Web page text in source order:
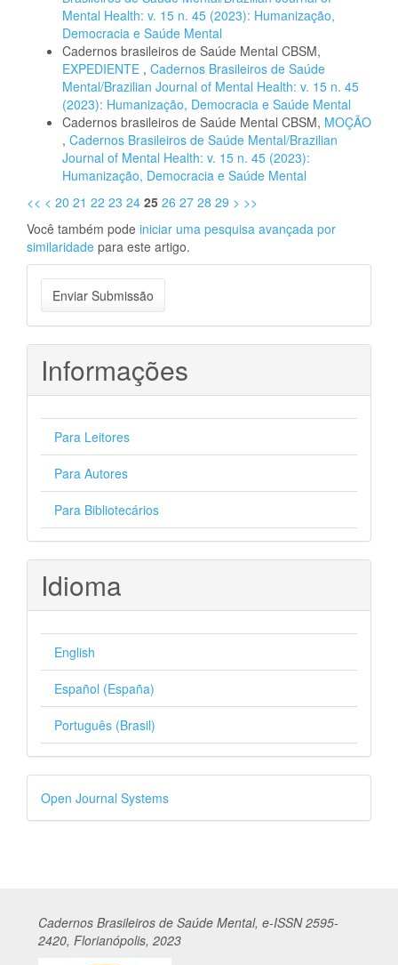
Mental Health: v. 15 n. 45 (2023): Humanização,
Democracia e Saúde Mental
Cadernos brasileiros de Saúde Mental CBSM,
EXPEDIENTE , Cadernos Brasileiros de Saúde
Mental/Brazilian Journal of Mental Health: v. 15 n. 45
(2023): Humanização, Democracia e Saúde Mental
Cadernos brasileiros de Saúde Mental CBSM, MOÇÃO
, Cadernos Brasileiros de Saúde Mental/Brazilian
Journal of Mental Health: v. 15 n. 45 (2023):
Humanização, Democracia e Saúde Mental
<< < 20 21 22 23 24 25 26 27 28 29 > >>
Você também pode iniciar uma pesquisa avançada por
similaridade para este artigo.
Enviar
Submissão
Enviar Submissão
Informações
Para Leitores
Para Autores
Para Bibliotecários
Idioma
English
Español (España)
Português (Brasil)
Desenvolvido
por
Open Journal Systems
Cadernos Brasileiros de Saúde Mental, e-ISSN 2595-
2420, Florianópolis, 2023